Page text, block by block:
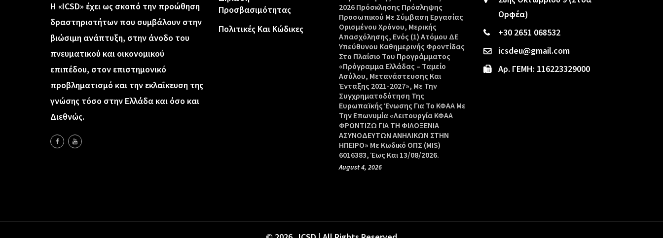
Η «ICSD» έχει ως σκοπό την προώθηση
δραστηριοτήτων που συμβάλουν στην
βιώσιμη ανάπτυξη, στην άνοδο του
πνευματικού και οικονομικού
επιπέδου, στον επιστημονικό
προβληματισμό και την εκλαΐκευση της
γνώσης τόσο στην Ελλάδα και όσο και
Διεθνώς.
Προσβασιμότητας
Πολιτικές Και Κώδικες
2026 Πρόσκλησης Πρόσληψης
Προσωπικού Με Σύμβαση Εργασίας
Ορισμένου Χρόνου, Μερικής
Απασχόλησης, Ενός (1) Ατόμου ΔΕ
Υπεύθυνου Καθημερινής Φροντίδας
Στο Πλαίσιο Του Προγράμματος
«Πρόγραμμα Ελλάδας – Ταμείο
Ασύλου, Μετανάστευσης Και
Ένταξης 2021-2027», Με Την
Συγχρηματοδότηση Της
Ευρωπαϊκής Ένωσης Για Το ΚΦΑΑ Με
Την Επωνυμία «Λειτουργία ΚΦΑΑ
ΦΡΟΝΤΙΖΩ ΓΙΑ ΤΗ ΦΙΛΟΞΕΝΙΑ
ΑΣΥΝΟΔΕΥΤΩΝ ΑΝΗΛΙΚΩΝ ΣΤΗΝ
ΗΠΕΙΡΟ» Με Κωδικό ΟΠΣ (MIS)
6016383, Έως Και 13/08/2026.
August 4, 2026
Ορφέα)
+30 2651 068532
icsdeu@gmail.com
Αρ. ΓΕΜΗ: 116223329000